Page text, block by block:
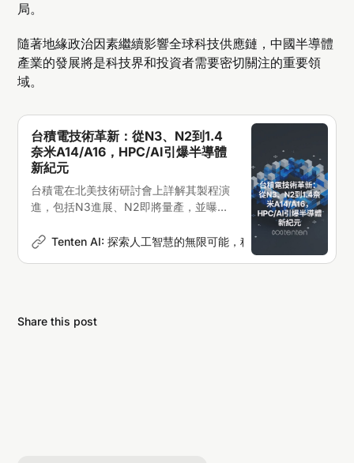
華為計劃利用中芯國際的5nm技術生產Ascend
中國有沒有發展自有的EUV光刻技術？
中國正在開發本國EUV光刻系統，計畫在2025年進
行試產，成功的話將是中國半導體自主化的重要里
局。
隨著地緣政治因素繼續影響全球科技供應鏈，中國半導體
產業的發展將是科技界和投資者需要密切關注的重要領
域。
台積電技術革新：從N3、N2到1.4
奈米A14/A16，HPC/AI引爆半導體
新紀元
台積電在北美技術研討會上詳解其製程演
進，包括N3進展、N2即將量產，並曝光
HPC/AI的蓬勃發展正將半導體產業推向
Tenten AI: 探索人工智慧的無限可能，科技新聞深度解析
Share this post